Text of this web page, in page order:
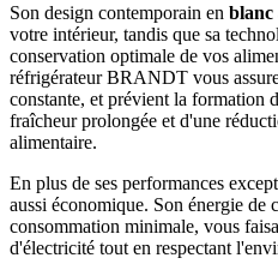
Son design contemporain en blanc
votre intérieur, tandis que sa
conservation optimale de vos
réfrigérateur BRANDT vous
constante, et prévient la formation
fraîcheur prolongée et d'une
alimentaire.
En plus de ses performances
aussi économique. Son énergie de
consommation minimale, vous
d'électricité tout en respectant